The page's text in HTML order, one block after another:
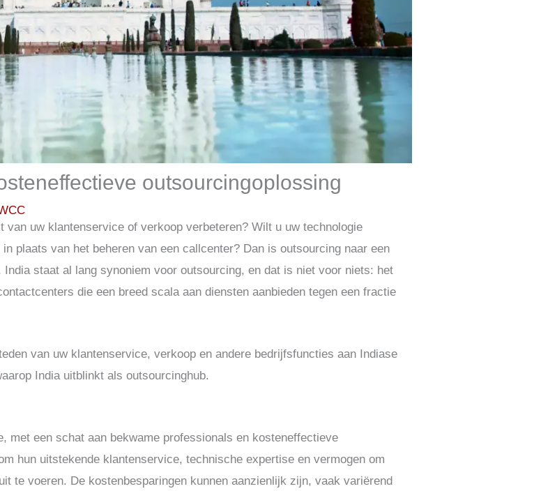
outsourcingoplossing
uw klantenservice of verkoop verbeteren? Wilt u uw technologie
plaats van het beheren van een callcenter? Dan is outsourcing naar een
staat al lang synoniem voor outsourcing, en dat is niet voor niets: het
die een breed scala aan diensten aanbieden tegen een fractie
van uw klantenservice, verkoop en andere bedrijfsfuncties aan Indiase
India uitblinkt als outsourcinghub.
met een schat aan bekwame professionals en kosteneffectieve
hun uitstekende klantenservice, technische expertise en vermogen om
te voeren. De kostenbesparingen kunnen aanzienlijk zijn, vaak variërend